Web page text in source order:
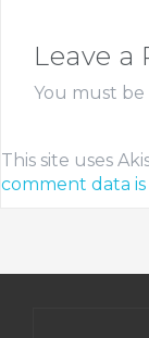
Leave a
You must be
This site uses
comment data is